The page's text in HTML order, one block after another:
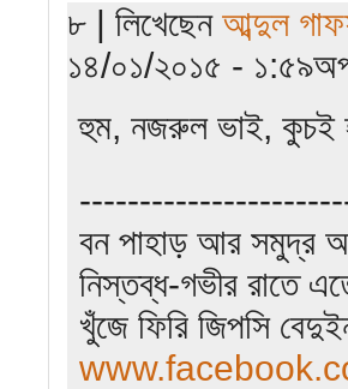
৮ | লিখেছেন আব্দুল
১৪/০১/২০১৫ -
হুম, নজরুল ভাই, কুচই
বন পাহাড় আর সমুদ্র
নিস্তব্ধ-গভীর রাতে
খুঁজে ফিরি জিপসি